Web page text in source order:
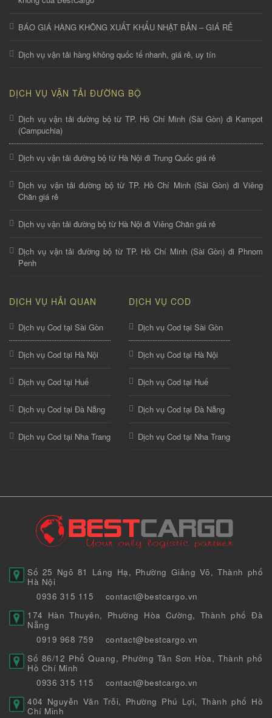
BÁO GIÁ HÀNG KHÔNG XUẤT KHẨU NHẬT BẢN – GIÁ RẺ
Dịch vụ vận tải hàng không quốc tế nhanh, giá rẻ, uy tín
DỊCH VỤ VẬN TẢI ĐƯỜNG BỘ
Dịch vụ vận tải đường bộ từ TP. Hồ Chí Minh (Sài Gòn) đi Kampot
(Campuchia)
Dịch vụ vận tải đường bộ từ Hà Nội đi Trung Quốc giá rẻ
Dịch vụ vận tải đường bộ từ TP. Hồ Chí Minh (Sài Gòn) đi Viêng
Chăn giá rẻ
Dịch vụ vận tải đường bộ từ Hà Nội đi Viêng Chăn giá rẻ
Dịch vụ vận tải đường bộ từ TP. Hồ Chí Minh (Sài Gòn) đi Phnom
Penh
DỊCH VỤ HẢI QUAN
Dịch vụ Cod tại Sài Gòn
Dịch vụ Cod tại Hà Nội
Dịch vụ Cod tại Huế
Dịch vụ Cod tại Đà Nẵng
Dịch vụ Cod tại Nha Trang
DỊCH VỤ COD
Dịch vụ Cod tại Sài Gòn
Dịch vụ Cod tại Hà Nội
Dịch vụ Cod tại Huế
Dịch vụ Cod tại Đà Nẵng
Dịch vụ Cod tại Nha Trang
Số 25 Ngõ 81 Láng Hạ, Phường Giảng Võ, Thành phố
Hà Nội
0936 315 115
contact@bestcargo.vn
174 Hàn Thuyên, Phường Hòa Cường, Thành phố Đà
Nẵng
0919 968 759
contact@bestcargo.vn
Số 86/12 Phổ Quang, Phường Tân Sơn Hòa, Thành phố
Hồ Chí Minh
0936 315 115
contact@bestcargo.vn
404 Nguyễn Văn Trỗi, Phường Phú Lợi, Thành phố Hồ
Chí Minh